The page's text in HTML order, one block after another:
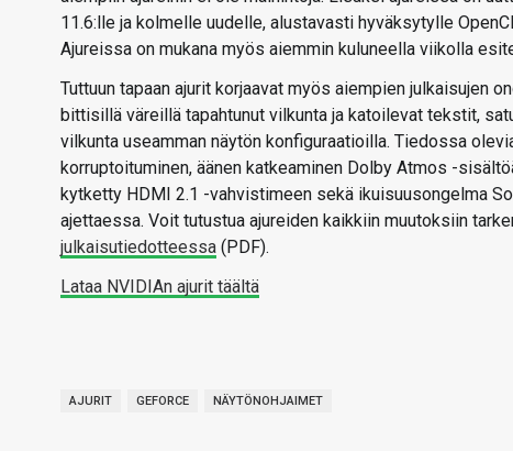
11.6:lle ja kolmelle uudelle, alustavasti hyväksytylle
Ajureissa on mukana myös aiemmin kuluneella viikolla
Tuttuun tapaan ajurit korjaavat myös aiempien julkaisujen
bittisillä väreillä tapahtunut vilkunta ja katoilevat tekstit,
vilkunta useamman näytön konfiguraatioilla. Tiedossa
korruptoituminen, äänen katkeaminen Dolby Atmos -
kytketty HDMI 2.1 -vahvistimeen sekä ikuisuusongelma
ajettaessa. Voit tutustua ajureiden kaikkiin muutoksiin
julkaisutiedotteessa (PDF).
Lataa NVIDIAn ajurit täältä
AJURIT GEFORCE NÄYTÖNOHJAIMET